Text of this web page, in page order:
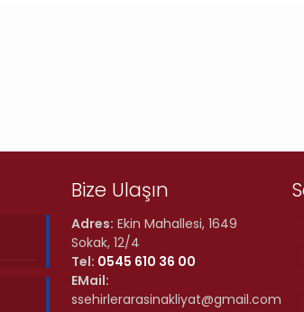
Bize Ulaşın
Adres: Ekin Mahallesi, 1649
Sokak, 12/4
Tel: 0545 610 36 00
EMail:
ssehirlerarasinakliyat@gmail.com